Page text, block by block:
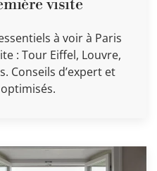
visite
à voir à Paris
: Tour Eiffel, Louvre,
Conseils d’expert et